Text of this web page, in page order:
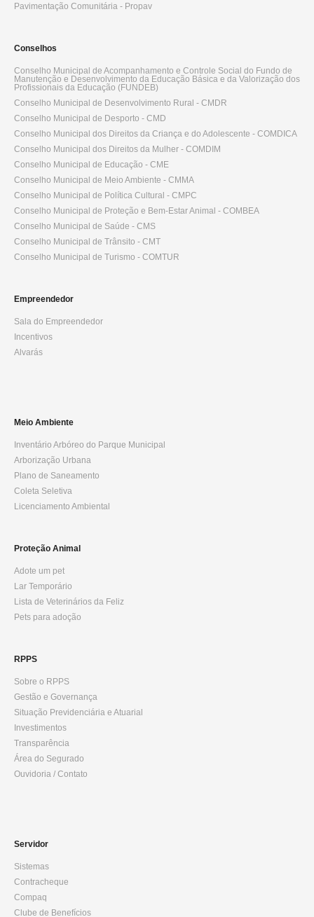
Pavimentação Comunitária - Propav
Conselhos
Conselho Municipal de Acompanhamento e Controle Social do Fundo de
Manutenção e Desenvolvimento da Educação Básica e da Valorização dos
Profissionais da Educação (FUNDEB)
Conselho Municipal de Desenvolvimento Rural - CMDR
Conselho Municipal de Desporto - CMD
Conselho Municipal dos Direitos da Criança e do Adolescente - COMDICA
Conselho Municipal dos Direitos da Mulher - COMDIM
Conselho Municipal de Educação - CME
Conselho Municipal de Meio Ambiente - CMMA
Conselho Municipal de Política Cultural - CMPC
Conselho Municipal de Proteção e Bem-Estar Animal - COMBEA
Conselho Municipal de Saúde - CMS
Conselho Municipal de Trânsito - CMT
Conselho Municipal de Turismo - COMTUR
Empreendedor
Sala do Empreendedor
Incentivos
Alvarás
Meio Ambiente
Inventário Arbóreo do Parque Municipal
Arborização Urbana
Plano de Saneamento
Coleta Seletiva
Licenciamento Ambiental
Proteção Animal
Adote um pet
Lar Temporário
Lista de Veterinários da Feliz
Pets para adoção
RPPS
Sobre o RPPS
Gestão e Governança
Situação Previdenciária e Atuarial
Investimentos
Transparência
Área do Segurado
Ouvidoria / Contato
Servidor
Sistemas
Contracheque
Compaq
Clube de Benefícios